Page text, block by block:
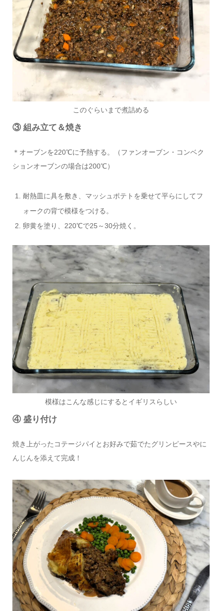
このぐらいまで煮詰める
③ 組み立て＆焼き
＊オーブンを220℃に予熱する。（ファンオーブン・コンベク
ションオーブンの場合は200℃）
耐熱皿に具を敷き、マッシュポテトを乗せて平らにしてフ
ォークの背で模様をつける。
卵黄を塗り、220℃で25～30分焼く。
模様はこんな感じにするとイギリスらしい
④ 盛り付け
焼き上がったコテージパイとお好みで茹でたグリンピースやに
んじんを添えて完成！